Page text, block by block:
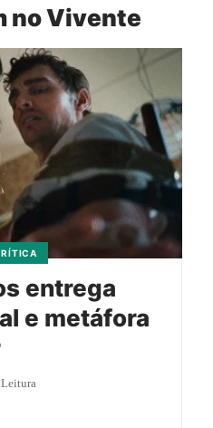
no Vivente
entrega
e metáfora